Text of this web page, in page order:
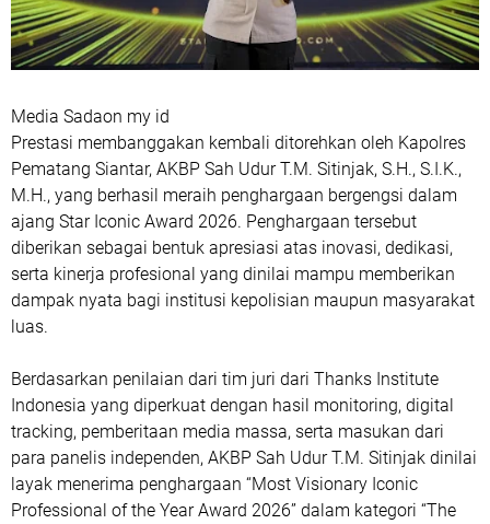
Media Sadaon my id
Prestasi membanggakan kembali ditorehkan oleh Kapolres
Pematang Siantar, AKBP Sah Udur T.M. Sitinjak, S.H., S.I.K.,
M.H., yang berhasil meraih penghargaan bergengsi dalam
ajang Star Iconic Award 2026. Penghargaan tersebut
diberikan sebagai bentuk apresiasi atas inovasi, dedikasi,
serta kinerja profesional yang dinilai mampu memberikan
dampak nyata bagi institusi kepolisian maupun masyarakat
luas.
Berdasarkan penilaian dari tim juri dari Thanks Institute
Indonesia yang diperkuat dengan hasil monitoring, digital
tracking, pemberitaan media massa, serta masukan dari
para panelis independen, AKBP Sah Udur T.M. Sitinjak dinilai
layak menerima penghargaan “Most Visionary Iconic
Professional of the Year Award 2026” dalam kategori “The